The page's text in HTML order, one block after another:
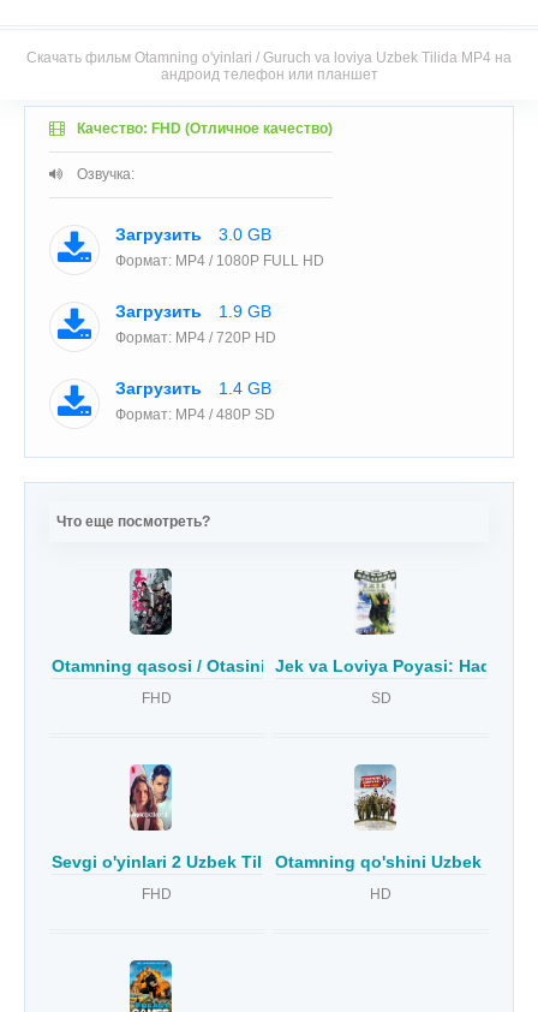
Скачать фильм Otamning o'yinlari / Guruch va loviya Uzbek Tilida MP4 на
андроид телефон или планшет
Качество: FHD (Отличное качество)
Озвучка:
Загрузить 3.0 GB
Формат: MP4 / 1080P FULL HD
Загрузить 1.9 GB
Формат: MP4 / 720P HD
Загрузить 1.4 GB
Формат: MP4 / 480P SD
Что еще посмотреть?
Otamning qasosi / Otasining vasiyatlariga binoan Uzbek
FHD
Jek va Loviya Poyasi: Haqiqiy
SD
Sevgi o'yinlari 2 Uzbek Tilida
FHD
Otamning qo'shini Uzbek tilida
HD